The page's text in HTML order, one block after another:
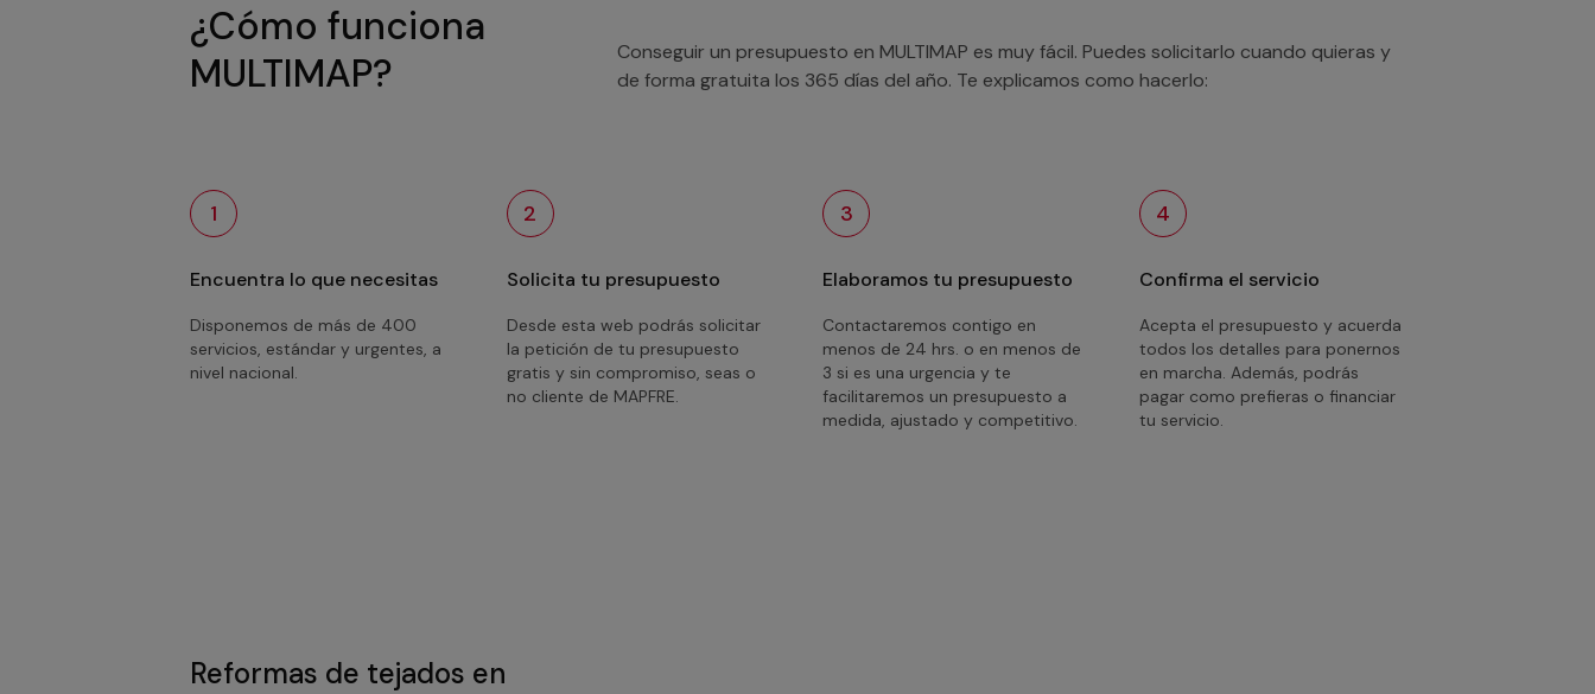
¿Cómo funciona
MULTIMAP?
Conseguir un presupuesto en MULTIMAP es muy fácil. Puedes solicitarlo cuando quieras y
de forma gratuita los 365 días del año. Te explicamos como hacerlo:
1
Encuentra lo que necesitas
Disponemos de más de 400
servicios, estándar y urgentes, a
nivel nacional.
2
Solicita tu presupuesto
Desde esta web podrás solicitar
la petición de tu presupuesto
gratis y sin compromiso, seas o
no cliente de MAPFRE.
3
Elaboramos tu presupuesto
Contactaremos contigo en
menos de 24 hrs. o en menos de
3 si es una urgencia y te
facilitaremos un presupuesto a
medida, ajustado y competitivo.
4
Confirma el servicio
Acepta el presupuesto y acuerda
todos los detalles para ponernos
en marcha. Además, podrás
pagar como prefieras o financiar
tu servicio.
Reformas de tejados en